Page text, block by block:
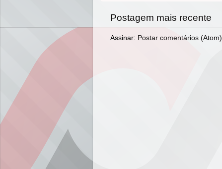
Postagem mais recente
Assinar: Postar comentários (Atom)